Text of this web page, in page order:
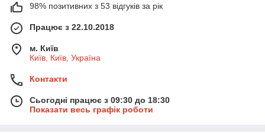
98% позитивних з 53 відгуків за рік
Працює з 22.10.2018
м. Київ
Київ, Київ, Україна
Контакти
Сьогодні працює з 09:30 до 18:30
Показати весь графік роботи